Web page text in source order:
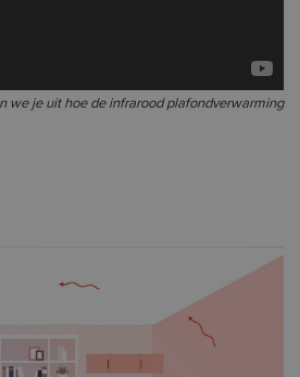
we je uit hoe de infrarood plafondverwarming